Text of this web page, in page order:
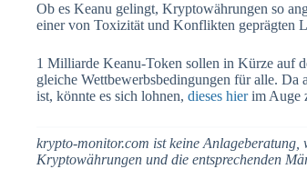
Ob es Keanu gelingt, Kryptowährungen so
einer von Toxizität und Konflikten geprägten
1 Milliarde Keanu-Token sollen in Kürze auf
gleiche Wettbewerbsbedingungen für alle. Da
ist, könnte es sich lohnen, dieses hierim Auge
krypto-monitor.com ist keine
Kryptowährungen und die entsprechenden